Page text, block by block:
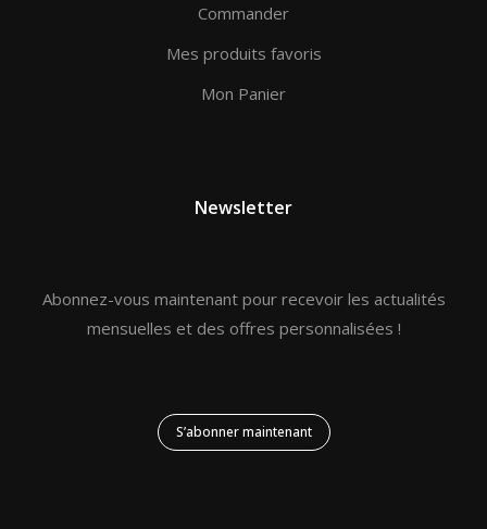
Commander
Mes produits favoris
Mon Panier
Newsletter
Abonnez-vous maintenant pour recevoir les actualités
mensuelles et des offres personnalisées !
S’abonner maintenant